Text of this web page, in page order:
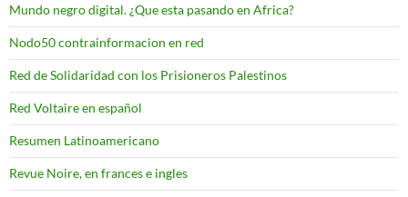
Mundo negro digital. ¿Que esta pasando en Africa?
Nodo50 contrainformacion en red
Red de Solidaridad con los Prisioneros Palestinos
Red Voltaire en español
Resumen Latinoamericano
Revue Noire, en frances e ingles